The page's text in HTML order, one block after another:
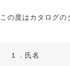
この度はカタログ
１． 氏名